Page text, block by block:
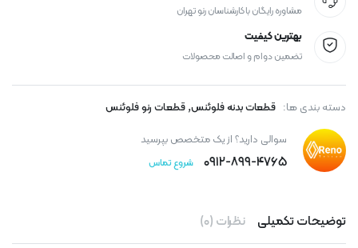
مشاوره رایگان با کارشناسان رنو تهران
بهترین کیفیت
تضمین دوام و اصالت محصولات
دسته بندی ها: قطعات بدنه فلوئنس,قطعات رنو فلوئنس
سوالی دارید؟ از یک متخصص بپرسید
۰۹۱۲-۸۹۹-۴۷۶۵ شروع تماس
توضیحات تکمیلی نظرات (۰)